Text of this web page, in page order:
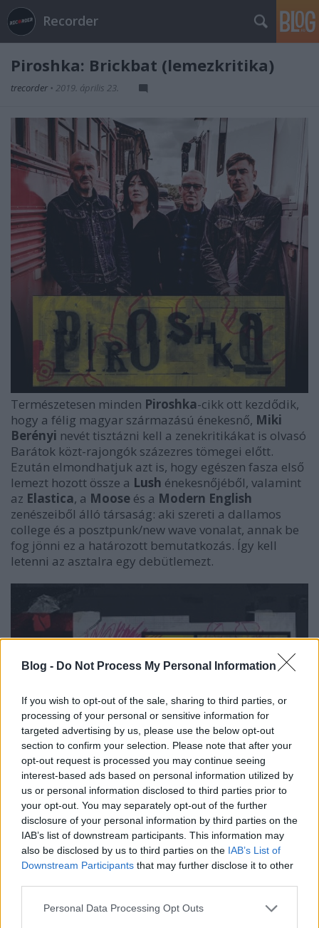
Blog - Do Not Process My Personal Information
If you wish to opt-out of the sale, sharing to third parties, or
processing of your personal or sensitive information for
targeted advertising by us, please use the below opt-out
section to confirm your selection. Please note that after your
opt-out request is processed you may continue seeing
interest-based ads based on personal information utilized by
us or personal information disclosed to third parties prior to
your opt-out. You may separately opt-out of the further
disclosure of your personal information by third parties on the
IAB’s list of downstream participants. This information may
also be disclosed by us to third parties on the IAB’s List of
Downstream Participants that may further disclose it to other
Please note that this website/app uses one or more Google
Personal Data Processing Opt Outs
Recorder
Piroshka: Brickbat (lemezkritika)
trecorder • 2019. április 23.
Természetesen minden Piroshka-cikk ott kezdődik,
hogy a félig magyar származású énekesnő, Miki
Berényi nevét tisztázni kell a zenekritikákat is olvasó
Barátok közt-rajongók százezres tömegei előtt.
Ezután elmondhatjuk azt is, hogy egészen fasza első
lemezt hozott össze a Lush énekesnőjéből, valamint
az Elastica, a Moose és a Modern English
zenészeiből álló társaság: aki szereti a dallamos
college és a posztpunk/new wave vonalat, annak be
fog jönni ez a határozott bemutatkozás. Így kell
letenni az asztalra egy debütlemezt.